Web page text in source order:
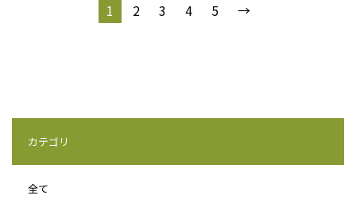
1 2 3 4 5 →
カテゴリ
全て